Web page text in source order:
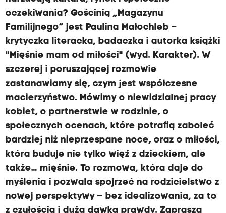
oczekiwania? Gościnią „Magazynu
Familijnego” jest Paulina Małochleb –
krytyczka literacka, badaczka i autorka książki
"Mięśnie mam od miłości" (wyd. Karakter). W
szczerej i poruszającej rozmowie
zastanawiamy się, czym jest współczesne
macierzyństwo. Mówimy o niewidzialnej pracy
kobiet, o partnerstwie w rodzinie, o
społecznych ocenach, które potrafią zaboleć
bardziej niż nieprzespane noce, oraz o miłości,
która buduje nie tylko więź z dzieckiem, ale
także… mięśnie. To rozmowa, która daje do
myślenia i pozwala spojrzeć na rodzicielstwo z
nowej perspektywy – bez idealizowania, za to
z czułością i dużą dawką prawdy. Zaprasza